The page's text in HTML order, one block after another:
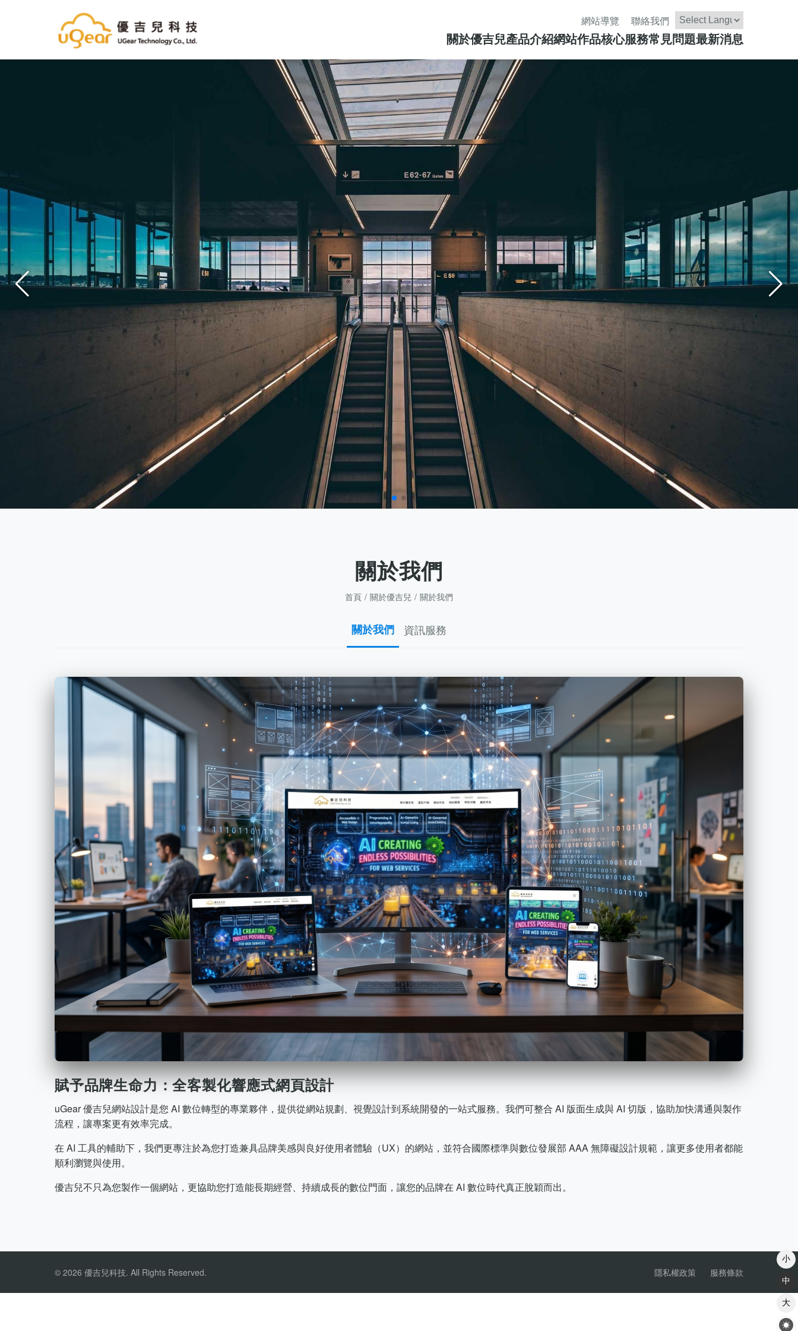
小
中
大
網站導覽
聯絡我們
Powered by
關於優吉兒產品介紹網站作品核心服務常見問題最新消息
關於我們
首頁 關於優吉兒 關於我們
關於我們 資訊服務
賦予品牌生命力：全客製化響應式網頁設計
uGear 優吉兒網站設計是您 AI 數位轉型的專業夥伴，提供從網站規劃、視覺設計到系統開發的一站式服務。我們可整合 AI 版面生成與 AI 切版，協助加快溝通與製作
流程，讓專案更有效率完成。
在 AI 工具的輔助下，我們更專注於為您打造兼具品牌美感與良好使用者體驗（UX）的網站，並符合國際標準與數位發展部 AAA 無障礙設計規範，讓更多使用者都能
順利瀏覽與使用。
優吉兒不只為您製作一個網站，更協助您打造能長期經營、持續成長的數位門面，讓您的品牌在 AI 數位時代真正脫穎而出。
© 2026 優吉兒科技. All Rights Reserved. 隱私權政策 服務條款